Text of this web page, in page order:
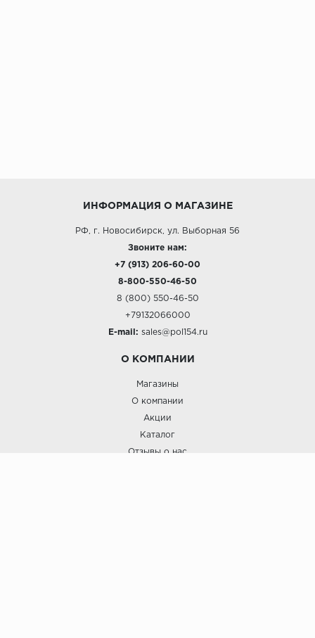
ИНФОРМАЦИЯ О МАГАЗИНЕ
РФ, г. Новосибирск, ул. Выборная 56
Звоните нам:
+7 (913) 206-60-00
8-800-550-46-50
8 (800) 550-46-50
+79132066000
E-mail: sales@pol154.ru
О КОМПАНИИ
Магазины
О компании
Акции
Каталог
Отзывы о нас